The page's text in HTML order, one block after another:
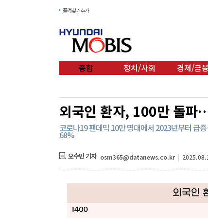
즐겨찾기추가
종합 정치/사회 경제/금융
외국인 환자, 100만 돌
코로나19 팬데믹 10만 명대에서 2023년부터 급
68%
오수민 기자 osm365@datanews.co.kr |